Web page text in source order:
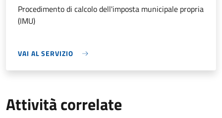
Procedimento di calcolo dell'imposta municipale propria
(IMU)
VAI AL SERVIZIO
Attività correlate